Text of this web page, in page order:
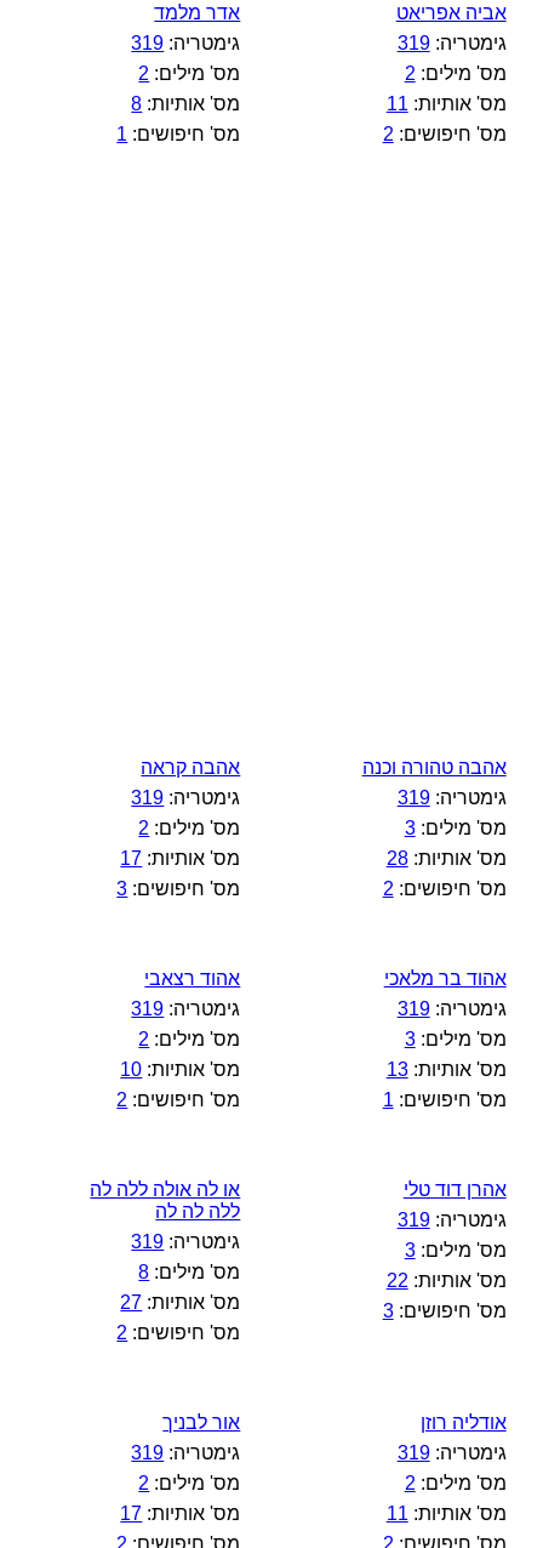
אביה אפריאט
גימטריה:319
מס' מילים: 2
מס' אותיות: 11
מס' חיפושים: 2
אדר מלמד
גימטריה: 319
מס' מילים: 2
מס' אותיות: 8
מס' חיפושים: 1
אהבה טהורה וכנה
גימטריה:319
מס' מילים:3
מס' אותיות:28
מס' חיפושים: 2
אהבה קראה
גימטריה: 319
מס' מילים: 2
מס' אותיות: 17
מס' חיפושים: 3
אהוד בר מלאכי
גימטריה:319
מס' מילים:3
מס' אותיות:13
מס' חיפושים: 1
אהוד רצאבי
גימטריה: 319
מס' מילים: 2
מס' אותיות: 10
מס' חיפושים: 2
אהרן דוד טלי
גימטריה:319
מס' מילים:3
מס' אותיות: 22
מס' חיפושים:3
או לה אולה ללה לה
ללה לה לה
גימטריה: 319
מס' מילים: 8
מס' אותיות: 27
מס' חיפושים: 2
אודליה רוזן
גימטריה:319
מס' מילים: 2
מס' אותיות: 11
מס' חיפושים: 2
אור לבניך
גימטריה: 319
מס' מילים: 2
מס' אותיות: 17
מס' חיפושים: 2